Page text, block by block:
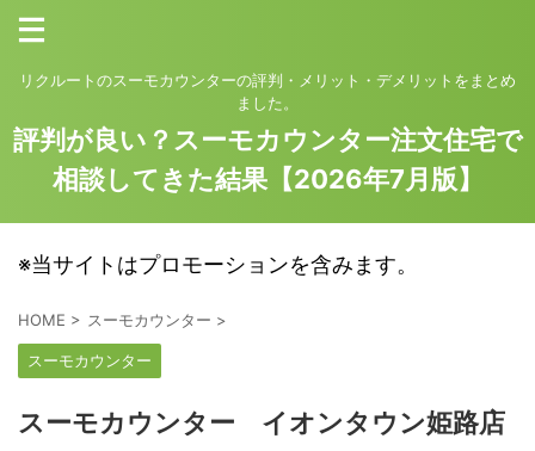
リクルートのスーモカウンターの評判・メリット・デメリットをまとめ
ました。
評判が良い？スーモカウンター注文住宅で
相談してきた結果【2026年7月版】
※当サイトはプロモーションを含みます。
HOME > スーモカウンター >
スーモカウンター
スーモカウンター イオンタウン姫路店